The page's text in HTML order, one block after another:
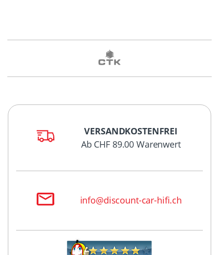
VERSANDKOSTENFREI
Ab CHF 89.00 Warenwert
info@discount-car-hifi.ch